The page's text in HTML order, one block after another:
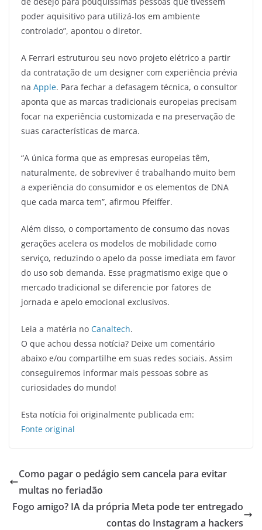
poder aquisitivo para utilizá-los em ambiente
controlado”, apontou o diretor.
A Ferrari estruturou seu novo projeto elétrico a partir
da contratação de um designer com experiência prévia
na Apple. Para fechar a defasagem técnica, o consultor
aponta que as marcas tradicionais europeias precisam
focar na experiência customizada e na preservação de
suas características de marca.
“A única forma que as empresas europeias têm,
naturalmente, de sobreviver é trabalhando muito bem
a experiência do consumidor e os elementos de DNA
que cada marca tem”, afirmou Pfeiffer.
Além disso, o comportamento de consumo das novas
gerações acelera os modelos de mobilidade como
serviço, reduzindo o apelo da posse imediata em favor
do uso sob demanda. Esse pragmatismo exige que o
mercado tradicional se diferencie por fatores de
jornada e apelo emocional exclusivos.
Leia a matéria no Canaltech.
O que achou dessa notícia? Deixe um comentário
abaixo e/ou compartilhe em suas redes sociais. Assim
conseguiremos informar mais pessoas sobre as
curiosidades do mundo!
Esta notícia foi originalmente publicada em:
Fonte original
Como pagar o pedágio sem cancela para evitar
multas no feriadão
Fogo amigo? IA da própria Meta pode ter entregado
contas do Instagram a hackers